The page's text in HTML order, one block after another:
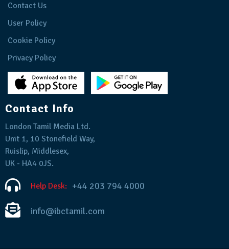
Contact Us
User Policy
Cookie Policy
Privacy Policy
Contact Info
London Tamil Media Ltd.
Unit 1, 10 Stonefield Way,
Ruislip, Middlesex,
UK - HA4 0JS.
Help Desk: +44 203 794 4000
info@ibctamil.com